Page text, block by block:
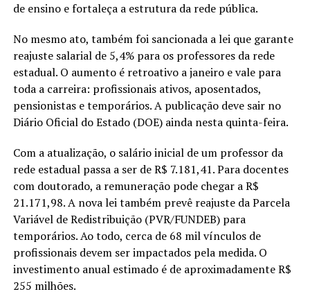
de ensino e fortaleça a estrutura da rede pública.
No mesmo ato, também foi sancionada a lei que garante
reajuste salarial de 5,4% para os professores da rede
estadual. O aumento é retroativo a janeiro e vale para
toda a carreira: profissionais ativos, aposentados,
pensionistas e temporários. A publicação deve sair no
Diário Oficial do Estado (DOE) ainda nesta quinta-feira.
Com a atualização, o salário inicial de um professor da
rede estadual passa a ser de R$ 7.181,41. Para docentes
com doutorado, a remuneração pode chegar a R$
21.171,98. A nova lei também prevê reajuste da Parcela
Variável de Redistribuição (PVR/FUNDEB) para
temporários. Ao todo, cerca de 68 mil vínculos de
profissionais devem ser impactados pela medida. O
investimento anual estimado é de aproximadamente R$
255 milhões.